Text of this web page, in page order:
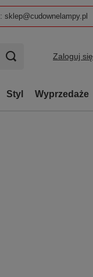
sklep@cudownelampy.pl
Zaloguj się
Styl Wyprzedaże